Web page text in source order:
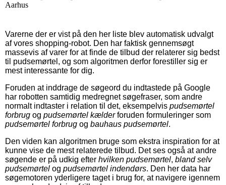
Aarhus
Varerne der er vist på den her liste blev automatisk udvalgt
af vores shopping-robot. Den har faktisk gennemsøgt
massevis af varer for at finde de tilbud der relaterer sig bedst
til pudsemørtel, og som algoritmen derfor forestiller sig er
mest interessante for dig.
Foruden at inddrage de søgeord du indtastede på Google
har robotten samtidig medregnet søgefraser, som andre
normalt indtaster i relation til det, eksempelvis pudsemørtel
forbrug og pudsemørtel kælderforuden formuleringer som
pudsemørtel forbrug og bauhaus pudsemørtel.
Den viden kan algoritmen bruge som ekstra inspiration for at
kunne vise de mest relaterede tilbud. Det ses også at andre
søgende er på udkig efter hvilken pudsemørtel, bland selv
pudsemørtel og pudsemørtel indendørs. Den her data har
søgemotoren yderligere taget i brug for, at navigere igennem